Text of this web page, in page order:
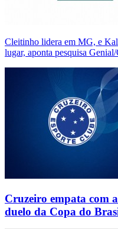
Cleitinho lidera em MG, e
lugar, aponta pesquisa Genial/
Cruzeiro empata com
duelo da Copa do